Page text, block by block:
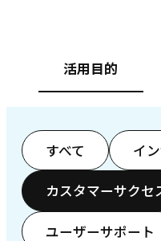
活用目的
すべて イ
カスタマーサクセ
ユーザーサポート